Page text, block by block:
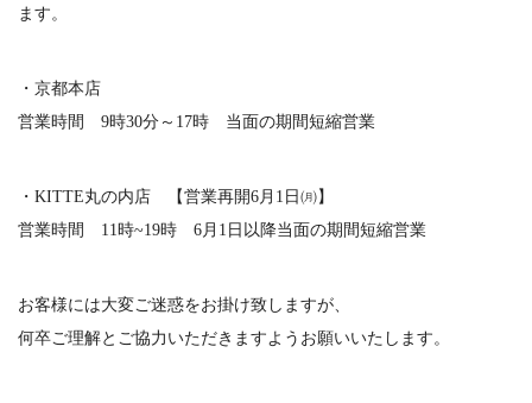
ます。
・京都本店
営業時間 9時30分～17時 当面の期間短縮営業
・KITTE丸の内店 【営業再開6月1日㈪】
営業時間 11時~19時 6月1日以降当面の期間短縮営業
お客様には大変ご迷惑をお掛け致しますが、
何卒ご理解とご協力いただきますようお願いいたします。